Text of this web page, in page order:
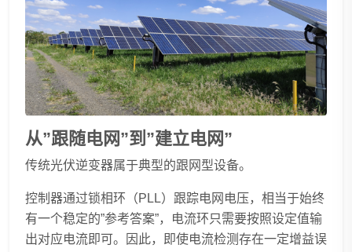
从”跟随电网”到”建立电网”
传统光伏逆变器属于典型的跟网型设备。
控制器通过锁相环（PLL）跟踪电网电压，相当于始终
有一个稳定的”参考答案”，电流环只需要按照设定值输
出对应电流即可。因此，即使电流检测存在一定增益误